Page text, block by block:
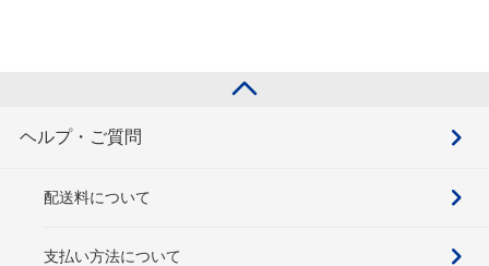
ヘルプ・ご質問
配送料について
支払い方法について